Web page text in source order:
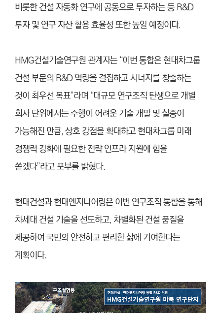
비롯한 건설 자동화 연구에 공동으로 투자하는 등 R&D
투자 및 연구 자산 활용 효율성 또한 높일 예정이다.
HMG건설기술연구원 관계자는 “이번 통합은 현대차그룹
건설 부문의 R&D 역량을 결집하고 시너지를 창출하는
것이 최우선 목표”라며 “대규모 연구조직 탄생으로 개별
회사 단위에서는 수행이 어려운 기술 개발 및 실증이
가능해진 만큼, 상호 강점을 확대하고 현대차그룹 미래
경쟁력 강화에 필요한 전략 인프라 지원에 힘을
쏟겠다”라고 포부를 밝혔다.
현대건설과 현대엔지니어링은 이번 연구조직 통합을 통해
차세대 건설 기술을 선도하고, 차별화된 건설 품질을
제공하여 국민의 안전하고 편리한 삶에 기여한다는
계획이다.